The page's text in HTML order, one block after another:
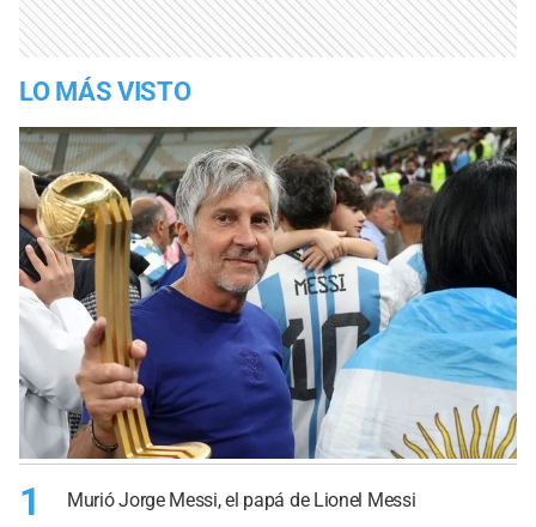
LO MÁS VISTO
1 Murió Jorge Messi, el papá de Lionel Messi